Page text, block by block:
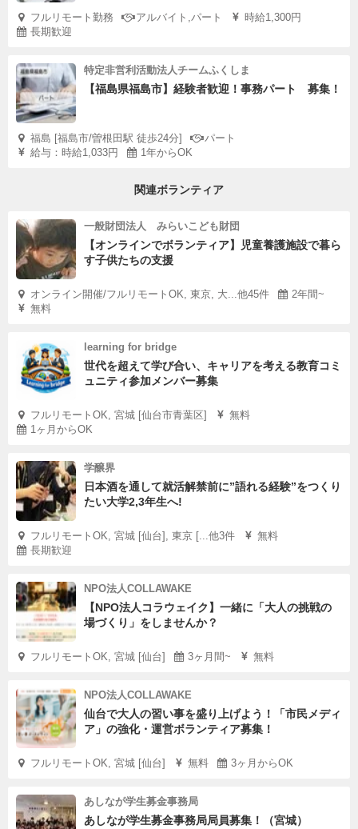
フルリモート勤務 アルバイト,パート
時給1,300円
長期歓迎
特定非営利活動法人チームふくしま
【福島県福島市】経験者歓迎！事務パート 募集！
福島 [福島市/曽根田駅 徒歩24分]
パート
給与：時給1,033円
1年からOK
関連ボランティア
一般財団法人 みらいこども財団
【オンラインでボランティア】児童養護施設で暮ら
す子供たちの支援
オンライン開催/フルリモートOK, 東京, 大...他45件
2年間~
無料
learning for bridge
世代を超えて学び合い、キャリアを考える教育コミ
ュニティ参加メンバー募集
フルリモートOK, 宮城 [仙台市青葉区]
無料
1ヶ月からOK
学醸界
日本酒を通して就活解禁前に”語れる経験”をつくり
たい大学2,3年生へ!
フルリモートOK, 宮城 [仙台], 東京 [...他3件
無料
長期歓迎
NPO法人COLLAWAKE
【NPO法人コラウェイク】一緒に「大人の挑戦の
場づくり」をしませんか？
フルリモートOK, 宮城 [仙台] 3ヶ月間~ 無料
NPO法人COLLAWAKE
仙台で大人の習い事を盛り上げよう！「市民メディ
ア」の強化・運営ボランティア募集！
フルリモートOK, 宮城 [仙台] 無料 3ヶ月からOK
あしなが学生募金事務局
あしなが学生募金事務局局員募集！（宮城）